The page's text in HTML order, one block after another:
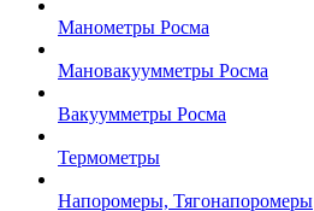
Манометры Росма
Мановакуумметры Росма
Вакуумметры Росма
Термометры
Напоромеры, Тягонапоромеры